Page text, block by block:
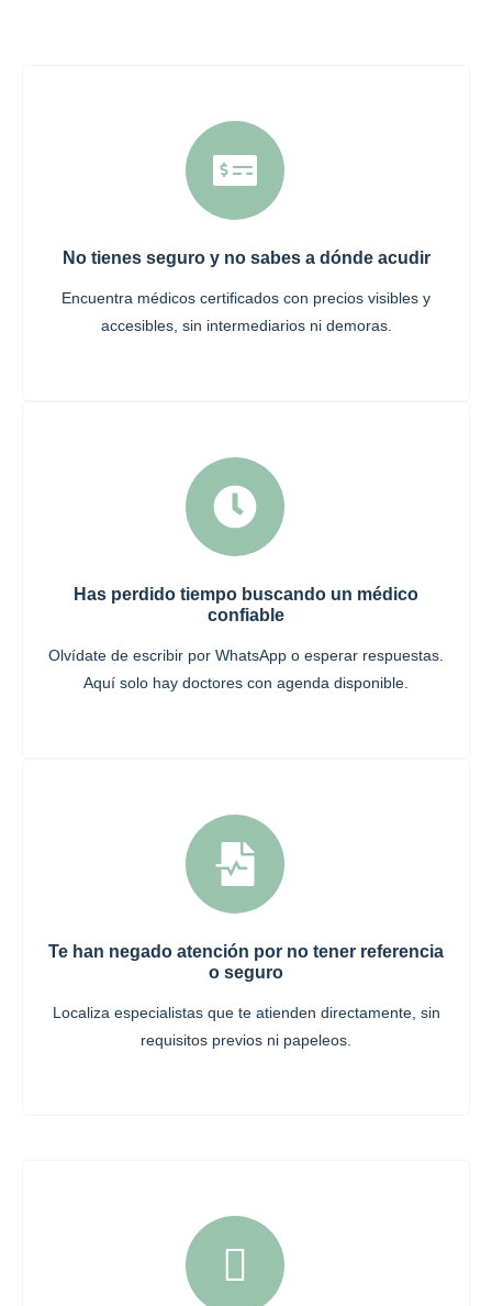
No tienes seguro y no sabes a dónde acudir
Encuentra médicos certificados con precios visibles y
accesibles, sin intermediarios ni demoras.
Has perdido tiempo buscando un médico
confiable
Olvídate de escribir por WhatsApp o esperar respuestas.
Aquí solo hay doctores con agenda disponible.
Te han negado atención por no tener referencia
o seguro
Localiza especialistas que te atienden directamente, sin
requisitos previos ni papeleos.